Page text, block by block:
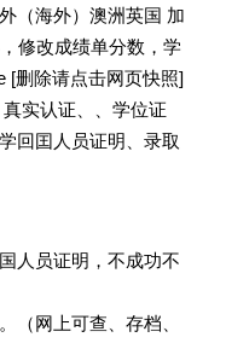
（海外）澳洲英国 加
修改成绩单分数，学
[删除请点击网页快照]
实认证、、学位证
回囯人员证明、录取
人员证明，不成功不
（网上可查、存档、